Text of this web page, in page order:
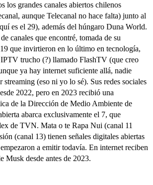
los grandes canales abiertos chilenos
aunque Telecanal no hace falta) junto al
es el 29), además del húngaro Duna World.
canales que encontré, tomada de su
que invirtieron en lo último en tecnología,
trucho (?) llamado FlashTV (que creo
ya hay internet suficiente allá, nadie
streaming (eso ni yo lo sé). Sus redes sociales
2022, pero en 2023 recibió una
de la Dirección de Medio Ambiente de
abarca exclusivamente el 7, que
de TVN. Mata o te Rapa Nui (canal 11
(canal 13) tienen señales digitales abiertas
a emitir todavía. En internet reciben
Musk desde antes de 2023.